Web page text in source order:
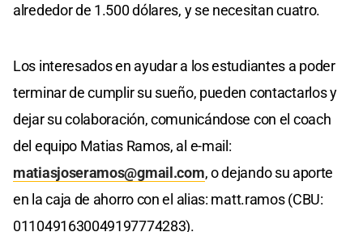
alrededor de 1.500 dólares, y se necesitan cuatro.
Los interesados en ayudar a los estudiantes a poder
terminar de cumplir su sueño, pueden contactarlos y
dejar su colaboración, comunicándose con el coach
del equipo Matias Ramos, al e-mail:
matiasjoseramos@gmail.com, o dejando su aporte
en la caja de ahorro con el alias: matt.ramos (CBU:
0110491630049197774283).